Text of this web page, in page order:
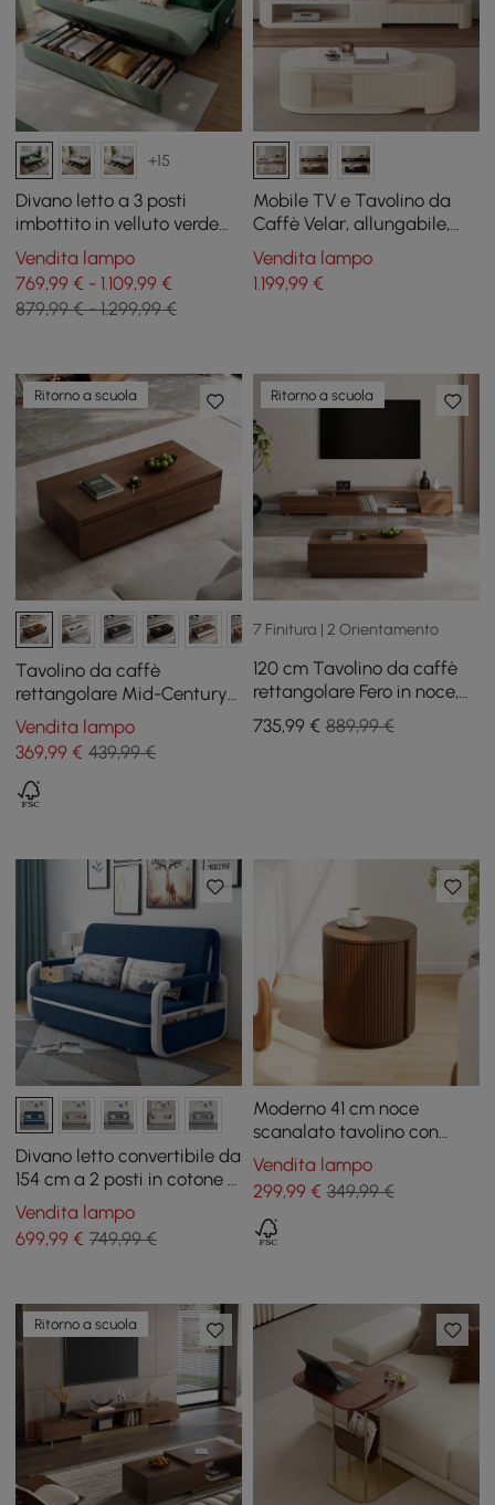
+15
Divano letto a 3 posti
imbottito in velluto verde
con contenitore e cuscini,
200 cm
Vendita lampo
769,99 € - 1.109,99 €
879,99 € - 1.299,99 €
Mobile TV e Tavolino da
Caffè Velar, allungabile,
180 cm
Vendita lampo
1.199,99€
Ritorno a scuola
Tavolino da caffè
rettangolare Mid-Century
Fero 120 cm in noce con 4
cassetti
Vendita lampo
369,99 € 439,99 €
Ritorno a scuola
7 Finitura | 2 Orientamento
120 cm Tavolino da caffè
rettangolare Fero in noce,
mobile TV allungabile in
noce con 3 cassetti
735,99€ 889,99 €
Divano letto convertibile da
154 cm a 2 posti in cotone e
lino con contenitore
Vendita lampo
699,99 € 749,99 €
Moderno 41 cm noce
scanalato tavolino con
contenitore
Vendita lampo
299,99€ 349,99 €
Ritorno a scuola